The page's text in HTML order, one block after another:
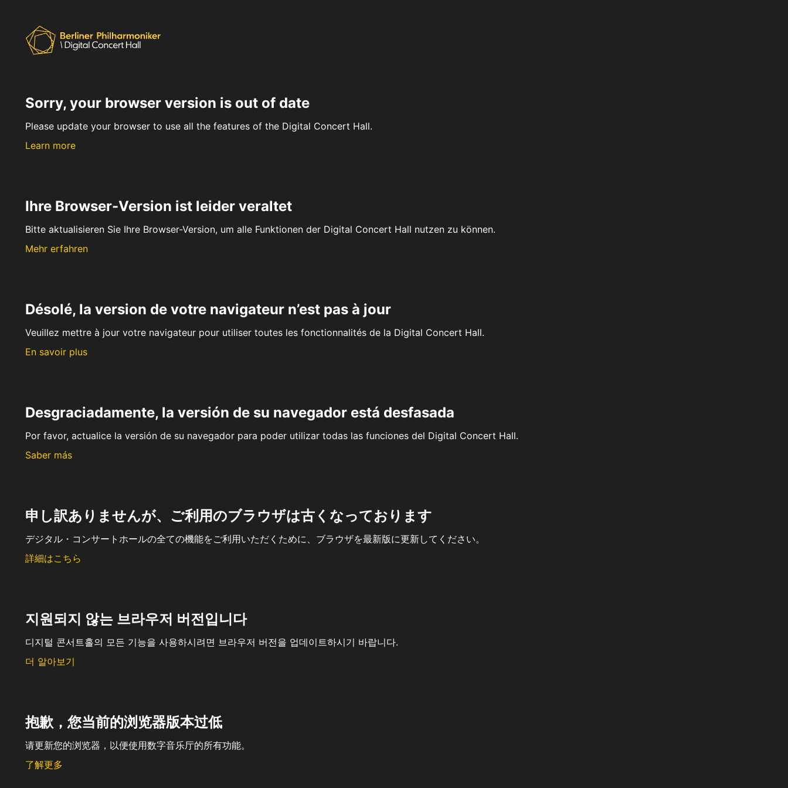
Sorry, your browser version is out of date
Please update your browser to use all the features of the Digital Concert Hall.
Learn more
Ihre Browser-Version ist leider veraltet
Bitte aktualisieren Sie Ihre Browser-Version, um alle Funktionen der Digital Concert Hall nutzen zu können.
Mehr erfahren
Désolé, la version de votre navigateur n’est pas à jour
Veuillez mettre à jour votre navigateur pour utiliser toutes les fonctionnalités de la Digital Concert Hall.
En savoir plus
Desgraciadamente, la versión de su navegador está desfasada
Por favor, actualice la versión de su navegador para poder utilizar todas las funciones del Digital Concert Hall.
Saber más
申し訳ありませんが、ご利用のブラウザは古くなっております
デジタル・コンサートホールの全ての機能をご利用いただくために、ブラウザを最新版に更新してください。
詳細はこちら
지원되지 않는 브라우저 버전입니다
디지털 콘서트홀의 모든 기능을 사용하시려면 브라우저 버전을 업데이트하시기 바랍니다.
더 알아보기
抱歉，您当前的浏览器版本过低
请更新您的浏览器，以便使用数字音乐厅的所有功能。
了解更多